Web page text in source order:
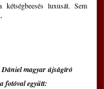
kétségbeesés luxusát. Sem
Dániel magyar újságíró
fotóval együtt: